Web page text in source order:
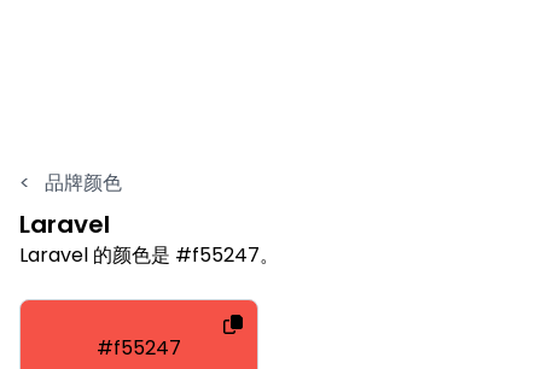
< 品牌颜色
Laravel
Laravel 的颜色是 #f55247。
#f55247